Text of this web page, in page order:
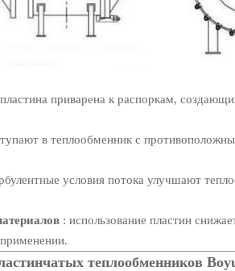
приварена к распоркам,
в теплообменник с
условия потока улучшают
: использование пластин
теплообменников